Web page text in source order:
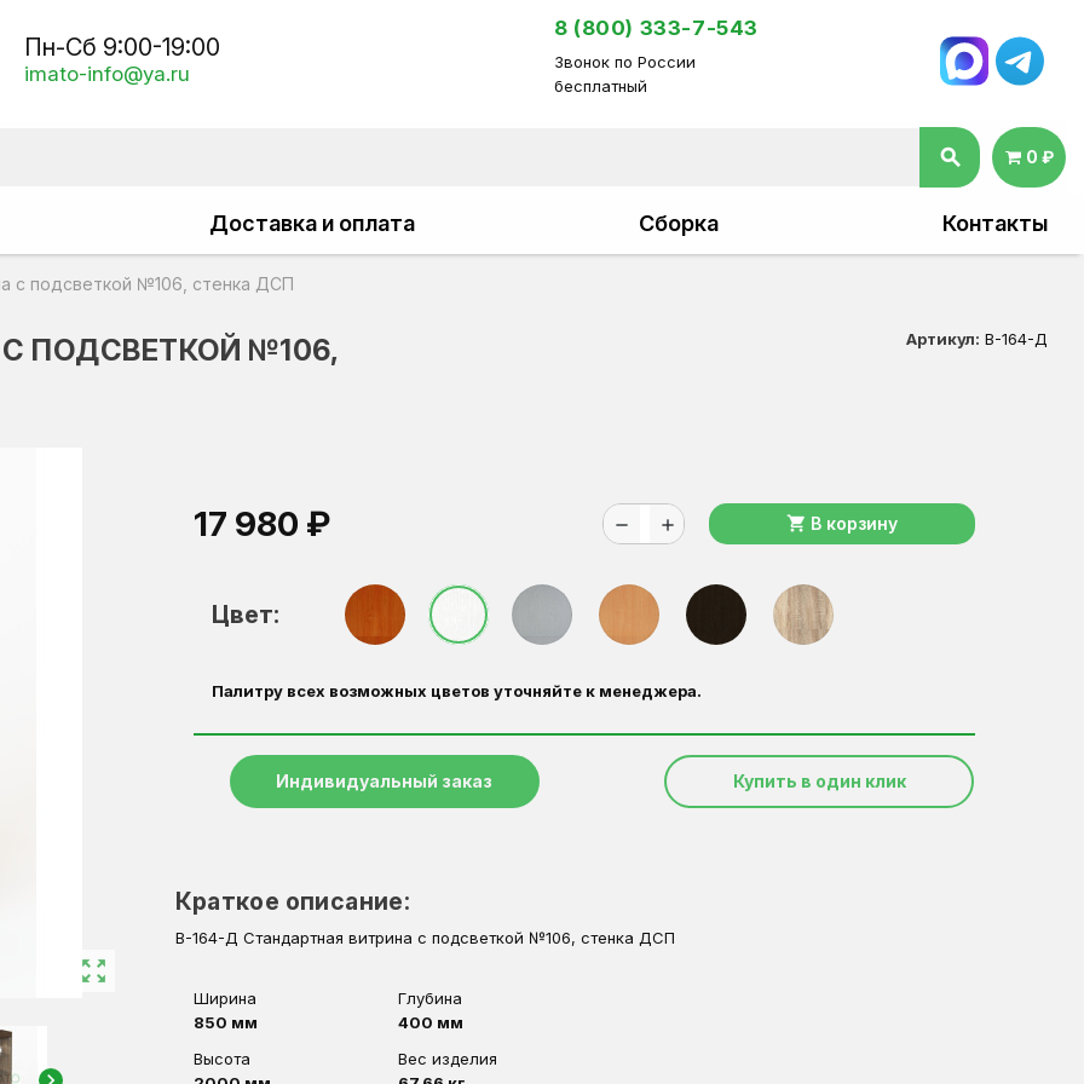
Пн-Сб 9:00-19:00
imato-info@ya.ru
8 (800) 333-7-543
Звонок по России
бесплатный
search 0 ₽
Доставка и оплата Сборка Контакты
с подсветкой №106, стенка ДСП
ПОДСВЕТКОЙ №106,
Артикул: В-164-Д
zoom_out_map
17 980 ₽ remove add shopping_cart В корзину
Цвет:
Палитру всех возможных цветов уточняйте к менеджера.
Индивидуальный заказ Купить в один клик
Краткое описание:
В-164-Д Стандартная витрина с подсветкой №106, стенка ДСП
Ширина
850 мм
Глубина
400 мм
Высота
Вес изделия